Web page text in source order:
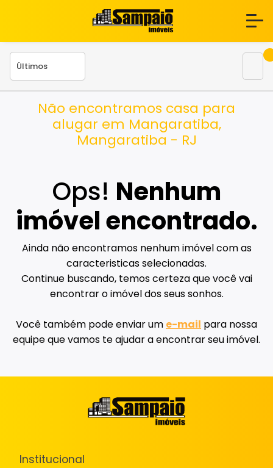
Não encontramos casa para
alugar em Mangaratiba,
Mangaratiba - RJ
Ops! Nenhum
imóvel encontrado.
Ainda não encontramos nenhum imóvel com as
caracteristicas selecionadas.
Continue buscando, temos certeza que você vai
encontrar o imóvel dos seus sonhos.
Você também pode enviar um e-mail para nossa
equipe que vamos te ajudar a encontrar seu imóvel.
Institucional